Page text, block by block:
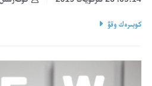
كوبىرەك وقۋ